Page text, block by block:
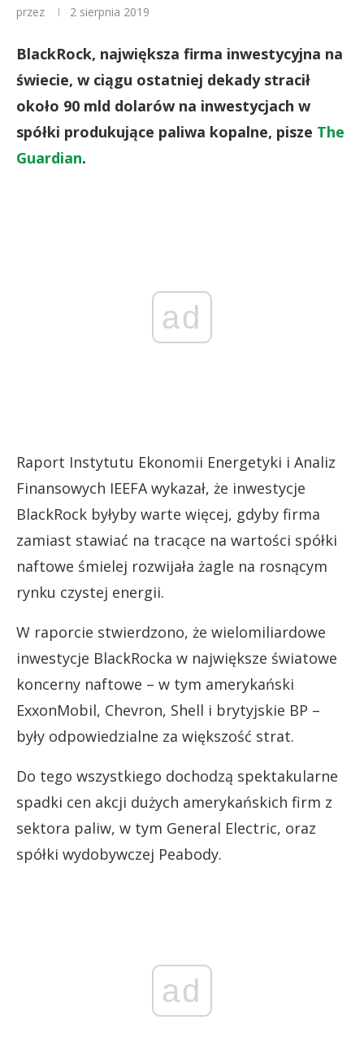
przez 2 sierpnia 2019
BlackRock, największa firma inwestycyjna na
świecie, w ciągu ostatniej dekady stracił
około 90 mld dolarów na inwestycjach w
spółki produkujące paliwa kopalne, pisze The
Guardian.
ad
Raport Instytutu Ekonomii Energetyki i Analiz
Finansowych IEEFA wykazał, że inwestycje
BlackRock byłyby warte więcej, gdyby firma
zamiast stawiać na tracące na wartości spółki
naftowe śmielej rozwijała żagle na rosnącym
rynku czystej energii.
W raporcie stwierdzono, że wielomiliardowe
inwestycje BlackRocka w największe światowe
koncerny naftowe – w tym amerykański
ExxonMobil, Chevron, Shell i brytyjskie BP –
były odpowiedzialne za większość strat.
Do tego wszystkiego dochodzą spektakularne
spadki cen akcji dużych amerykańskich firm z
sektora paliw, w tym General Electric, oraz
spółki wydobywczej Peabody.
ad